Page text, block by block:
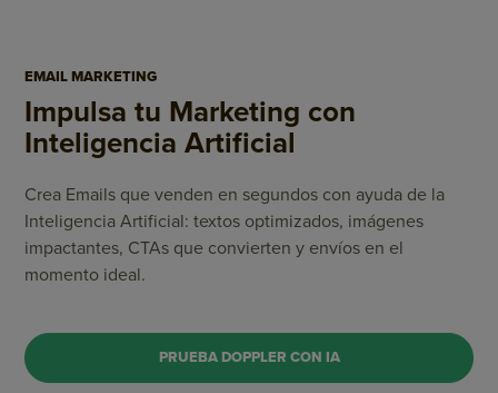
EMAIL MARKETING
Impulsa tu Marketing con
Inteligencia Artificial
Crea Emails que venden en segundos con ayuda de la
Inteligencia Artificial: textos optimizados, imágenes
impactantes, CTAs que convierten y envíos en el
momento ideal.
PRUEBA DOPPLER CON IA